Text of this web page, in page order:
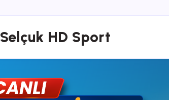
Selçuk HD Sport